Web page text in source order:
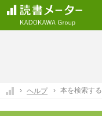
ヘルプ 本を検索する